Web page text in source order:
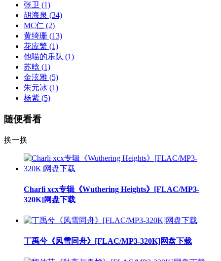
张卫 (1)
胡海泉 (34)
MC仁 (2)
黄绮珊 (13)
花应繁 (1)
他喵的乐队 (1)
苏晗 (1)
金泫雅 (5)
朱元冰 (1)
杨紫 (5)
随便看看
换一换
Charli xcx专辑《Wuthering Heights》[FLAC/MP3-
320K]网盘下载
丁禹兮《风雪同舟》[FLAC/MP3-320K]网盘下载